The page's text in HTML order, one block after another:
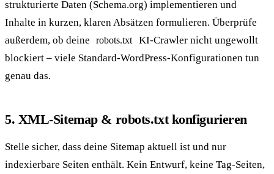
strukturierte Daten (Schema.org) implementieren und
Inhalte in kurzen, klaren Absätzen formulieren. Überprüfe
außerdem, ob deine
robots.txt
KI-Crawler nicht ungewollt
blockiert – viele Standard-WordPress-Konfigurationen tun
genau das.
5. XML-Sitemap & robots.txt konfigurieren
Stelle sicher, dass deine Sitemap aktuell ist und nur
indexierbare Seiten enthält. Kein Entwurf, keine Tag-Seiten,